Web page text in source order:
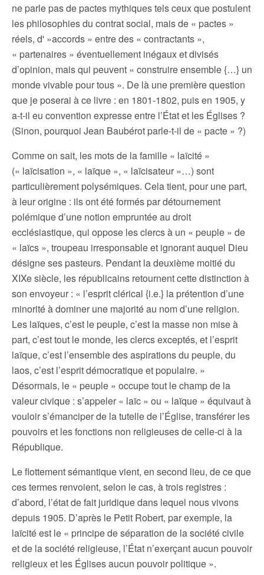
ne parle pas de pactes mythiques tels ceux que postulent
les philosophies du contrat social, mais de « pactes »
réels, d' »accords » entre des « contractants »,
« partenaires » éventuellement inégaux et divisés
d’opinion, mais qui peuvent « construire ensemble {…} un
monde vivable pour tous ». De là une première question
que je poserai à ce livre : en 1801-1802, puis en 1905, y
a-t-il eu convention expresse entre l’État et les Églises ?
(Sinon, pourquoi Jean Baubérot parle-t-il de « pacte » ?)
Comme on sait, les mots de la famille « laïcité »
(« laïcisation », « laïque », « laïcisateur »…) sont
particulièrement polysémiques. Cela tient, pour une part,
à leur origine : ils ont été formés par détournement
polémique d’une notion empruntée au droit
ecclésiastique, qui oppose les clercs à un « peuple » de
« laïcs », troupeau irresponsable et ignorant auquel Dieu
désigne ses pasteurs. Pendant la deuxième moitié du
XIXe siècle, les républicains retournent cette distinction à
son envoyeur : « l’esprit clérical {i.e.} la prétention d’une
minorité à dominer une majorité au nom d’une religion.
Les laïques, c’est le peuple, c’est la masse non mise à
part, c’est tout le monde, les clercs exceptés, et l’esprit
laïque, c’est l’ensemble des aspirations du peuple, du
laos, c’est l’esprit démocratique et populaire. »
Désormais, le « peuple » occupe tout le champ de la
valeur civique : s’appeler « laïc » ou « laïque » équivaut à
vouloir s’émanciper de la tutelle de l’Église, transférer les
pouvoirs et les fonctions non religieuses de celle-ci à la
République.
Le flottement sémantique vient, en second lieu, de ce que
ces termes renvoient, selon le cas, à trois registres :
d’abord, l’état de fait juridique dans lequel nous vivons
depuis 1905. D’après le Petit Robert, par exemple, la
laïcité est le « principe de séparation de la société civile
et de la société religieuse, l’État n’exerçant aucun pouvoir
religieux et les Églises aucun pouvoir politique ».